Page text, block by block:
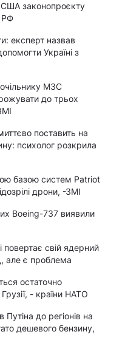
законопроєкту
РФ
експерт назвав
Україні з
МЗС
до трьох
поставить на
психолог розкрила
базою систем Patriot
дрони, -ЗМІ
Boeing-737 виявили
повертає свій ядерний
але є проблема
остаточно
- країни НАТО
Путіна до регіонів на
дешевого бензину,